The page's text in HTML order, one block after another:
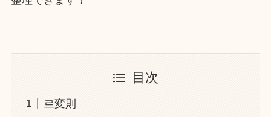
目次
르変則